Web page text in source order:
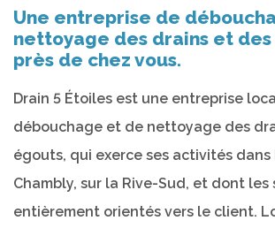
Une entreprise de
nettoyage des drains et
près de chez vous.
Drain 5 Étoiles est une entreprise
débouchage et de nettoyage des
égouts, qui exerce ses activités
Chambly, sur la Rive-Sud, et dont les
entièrement orientés vers le client.